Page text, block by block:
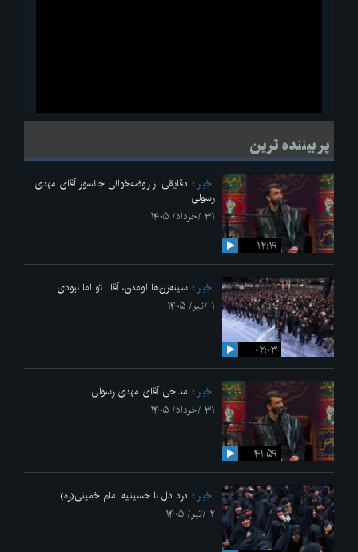
لحظاتی از قرائت زیارت اربعین امام حسین(ع) در مراسم عزاداری هیئات
پر بیننده ترین
۱۲:۱۹
اخبار
دقایقی از روضه‌خوانی جانسوز آقای مهدی
رسولی
۳۱ /خرداد/ ۱۴۰۵
۰۲:۰۳
اخبار
سینه‌زن‌ها اومدن،‌ آقا.. تو اما نبودی...
۱ /تیر/ ۱۴۰۵
۴۱:۵۹
اخبار
مداحی آقای مهدی رسولی
۳۱ /خرداد/ ۱۴۰۵
اخبار
درد دل با حسینیه امام خمینی(ره)
۲ /تیر/ ۱۴۰۵